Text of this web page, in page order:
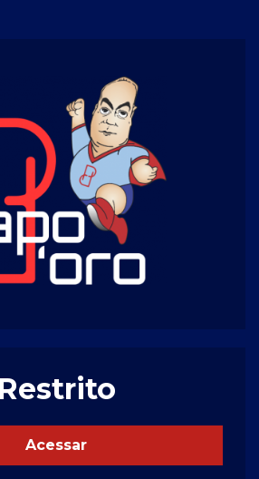
Restrito
Acessar